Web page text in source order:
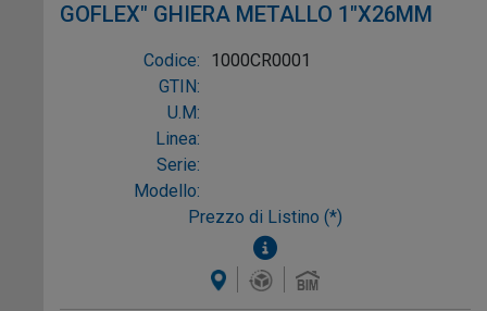
GOFLEX" GHIERA METALLO 1"X26MM
Codice:
1000CR0001
GTIN:
U.M:
Linea:
Serie:
Modello:
Prezzo di Listino (*)